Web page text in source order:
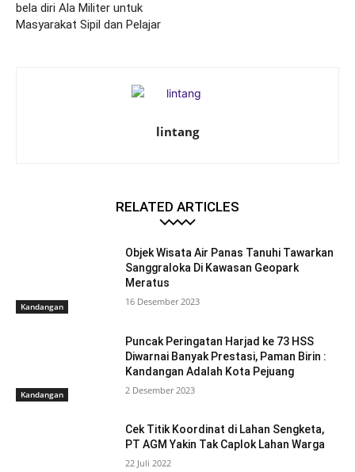
bela diri Ala Militer untuk
Masyarakat Sipil dan Pelajar
lintang
RELATED ARTICLES
Kandangan
Objek Wisata Air Panas Tanuhi Tawarkan
Sanggraloka Di Kawasan Geopark
Meratus
16 Desember 2023
Kandangan
Puncak Peringatan Harjad ke 73 HSS
Diwarnai Banyak Prestasi, Paman Birin :
Kandangan Adalah Kota Pejuang
2 Desember 2023
Cek Titik Koordinat di Lahan Sengketa,
PT AGM Yakin Tak Caplok Lahan Warga
22 Juli 2022